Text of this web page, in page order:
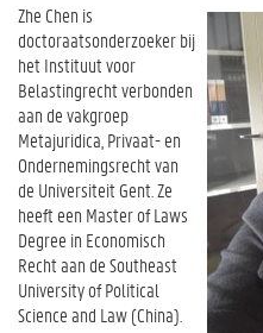
Zhe Chen is
doctoraatsonderzoeker bij
het Instituut voor
Belastingrecht verbonden
aan de vakgroep
Metajuridica, Privaat- en
Ondernemingsrecht van
de Universiteit Gent. Ze
heeft een Master of Laws
Degree in Economisch
Recht aan de Southeast
University of Political
Science and Law (China).